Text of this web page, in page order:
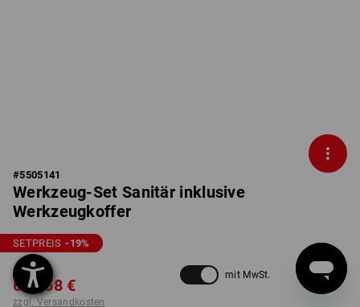
#5505141
Werkzeug-Set Sanitär inklusive
Werkzeugkoffer
SETPREIS -19%
781,85 €
630,58 €
zzgl. Versandkosten
mit MwSt.